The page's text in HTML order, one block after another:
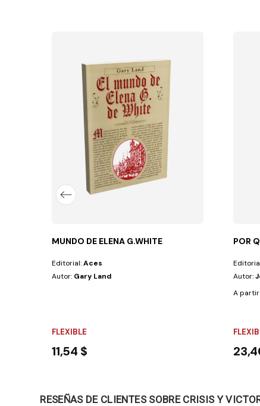
de las poderosas obras que Dios...
MUNDO DE ELENA G.WHITE
Editorial:Aces
Autor: Gary Land
FLEXIBLE
11,54 $
POR
Autor:
A partir
RESEÑAS DE CLIENTES SOBRE CRISIS Y